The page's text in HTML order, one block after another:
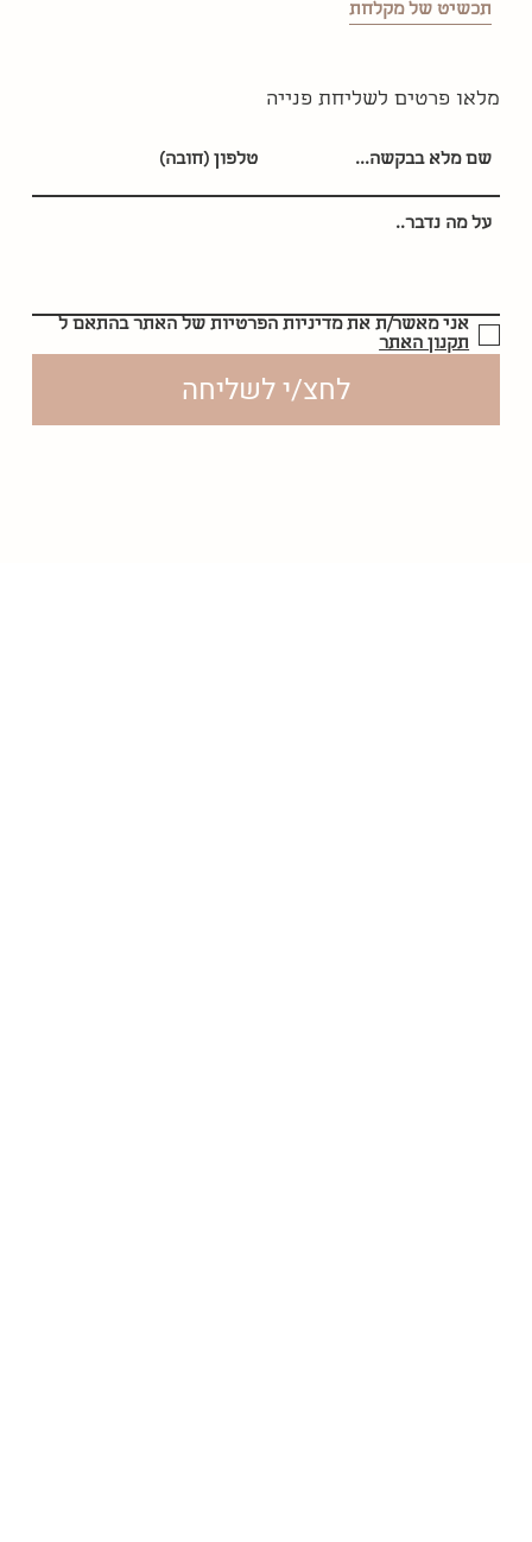
מלאו פרטים לשליחת פנייה
אני מאשר/ת את מדיניות הפרטיות של האתר בהתאם ל
תקנון האתר
לחצ/י לשליחה
תכשיט של מקלחת